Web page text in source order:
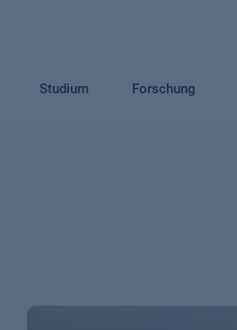
Studium Forschung